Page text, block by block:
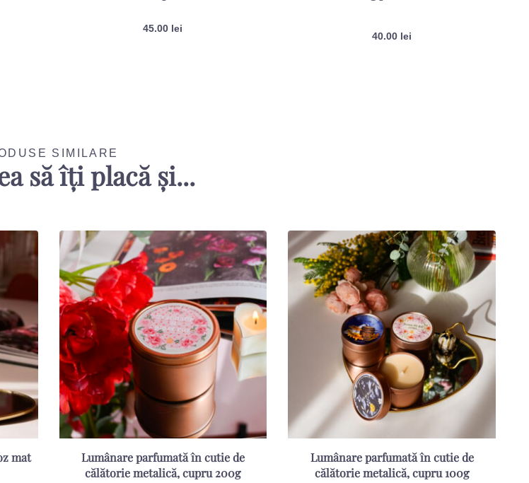
45.00 lei
40.00 lei
SIMILARE
să îți placă și...
mat
Lumânare parfumată în cutie de
călătorie metalică, cupru 200g
Lumânare parfumată în cutie de
călătorie metalică, cupru 100g